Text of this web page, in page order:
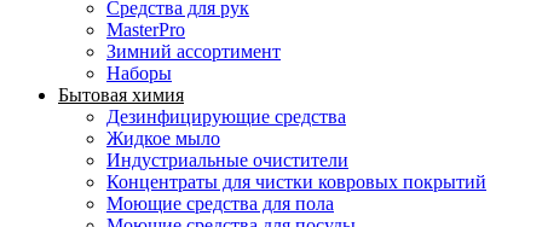
Средства для рук
MasterPro
Зимний ассортимент
Наборы
Бытовая химия
Дезинфицирующие средства
Жидкое мыло
Индустриальные очистители
Концентраты для чистки ковровых покрытий
Моющие средства для пола